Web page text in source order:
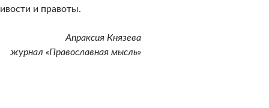
и правоты.
Апраксия Князева
журнал «Православная мысль»